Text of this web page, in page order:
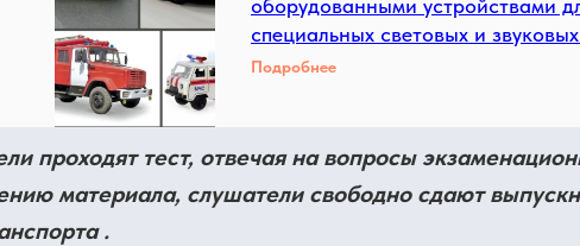
специальных световых и
Подробнее
проходят тест, отвечая на вопросы
материала, слушатели свободно сдают
.